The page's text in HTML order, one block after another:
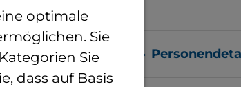
Personenverzeichnis
optimale
Sie
Sie
dass auf Basis